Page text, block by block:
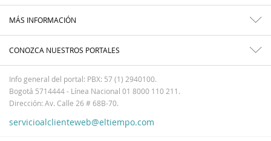
MÁS INFORMACIÓN
CONOZCA NUESTROS PORTALES
Info general del portal: PBX: 57 (1) 2940100.
Bogotá 5714444 - Línea Nacional 01 8000 110 211.
Dirección: Av. Calle 26 # 68B-70.
servicioalclienteweb@eltiempo.com